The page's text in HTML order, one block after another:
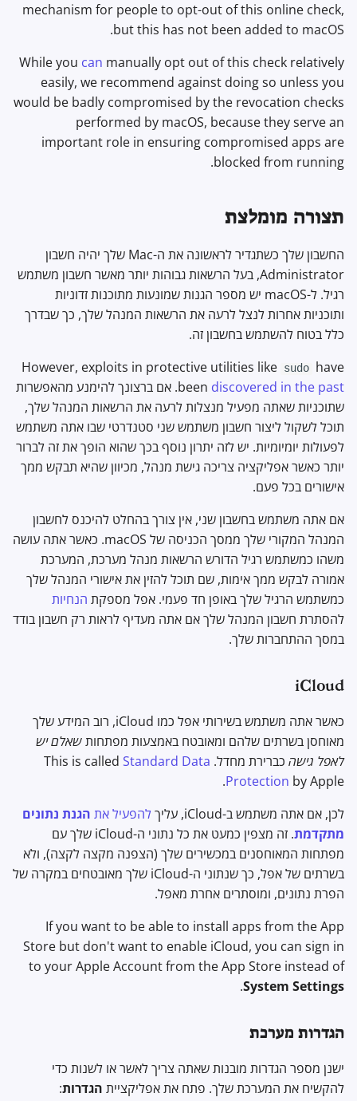
Secure Enclave
ניתוק מיקרופון של החומרה
Secure Camera Indicator
אבטחת מעבד היקפי
הגנות גישה ישירה לזיכרון
Terminal Secure Keyboard
Entry
תקשורת בזמן אמת
mechanism for people to opt-out of this online check,
but this has not been added to macOS.
While you can manually opt out of this check relatively
easily, we recommend against doing so unless you
would be badly compromised by the revocation checks
performed by macOS, because they serve an
important role in ensuring compromised apps are
blocked from running.
תצורה מומלצת
החשבון שלך כשתגדיר לראשונה את ה-Mac שלך יהיה חשבון
Administrator, בעל הרשאות גבוהות יותר מאשר חשבון משתמש
רגיל. ל-macOS יש מספר הגנות שמונעות מתוכנות זדוניות
ותוכניות אחרות לנצל לרעה את הרשאות המנהל שלך, כך שבדרך
כלל בטוח להשתמש בחשבון זה.
However, exploits in protective utilities like sudo have
been discovered in the past
. אם ברצונך להימנע מהאפשרות
שתוכניות שאתה מפעיל מנצלות לרעה את הרשאות המנהל שלך,
תוכל לשקול ליצור חשבון משתמש שני סטנדרטי שבו אתה משתמש
לפעולות יומיומיות. יש לזה יתרון נוסף בכך שהוא הופך את זה לברור
יותר כאשר אפליקציה צריכה גישת מנהל, מכיוון שהיא תבקש ממך
אישורים בכל פעם.
אם אתה משתמש בחשבון שני, אין צורך בהחלט להיכנס לחשבון
המנהל המקורי שלך ממסך הכניסה של macOS. כאשר אתה עושה
משהו כמשתמש רגיל הדורש הרשאות מנהל מערכת, המערכת
אמורה לבקש ממך אימות, שם תוכל להזין את אישורי המנהל שלך
כמשתמש הרגיל שלך באופן חד פעמי. אפל מספקת הנחיות
להסתרת חשבון המנהל שלך אם אתה מעדיף לראות רק חשבון בודד
במסך ההתחברות שלך.
iCloud
כאשר אתה משתמש בשירותי אפל כמו iCloud, רוב המידע שלך
מאוחסן בשרתים שלהם ומאובטח באמצעות מפתחותשאלם יש
לאפל גישה כברירת מחדל. This is called Standard Data
Protection by Apple.
לכן, אם אתה משתמש ב-iCloud, עליך
להפעיל את הגנת נתונים
מתקדמת
. זה מצפין כמעט את כל נתוני ה-iCloud שלך עם
מפתחות המאוחסנים במכשירים שלך (הצפנה מקצה לקצה), ולא
בשרתים של אפל, כך שנתוני ה-iCloud שלך מאובטחים במקרה של
הפרת נתונים, ומוסתרים אחרת מאפל.
If you want to be able to install apps from the App
Store but don't want to enable iCloud, you can sign in
to your Apple Account from the App Store instead of
System Settings
.
הגדרות מערכת
ישנן מספר הגדרות מובנות שאתה צריך לאשר או לשנות כדי
להקשיח את המערכת שלך. פתח את אפליקציית הגדרות: